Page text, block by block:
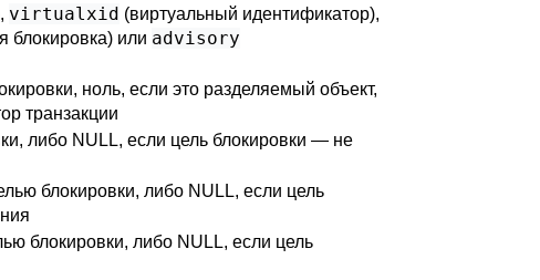
virtualxid (виртуальный идентификатор),
блокировка) или advisory
ноль, если это разделяемый объект,
транзакции
либо NULL, если цель блокировки — не
блокировки, либо NULL, если цель
блокировки, либо NULL, если цель